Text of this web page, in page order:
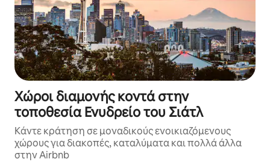
Χώροι διαμονής κοντά στην
τοποθεσία Ενυδρείο του Σιάτλ
Κάντε κράτηση σε μοναδικούς ενοικιαζόμενους
χώρους για διακοπές, καταλύματα και πολλά άλλα
στην Airbnb